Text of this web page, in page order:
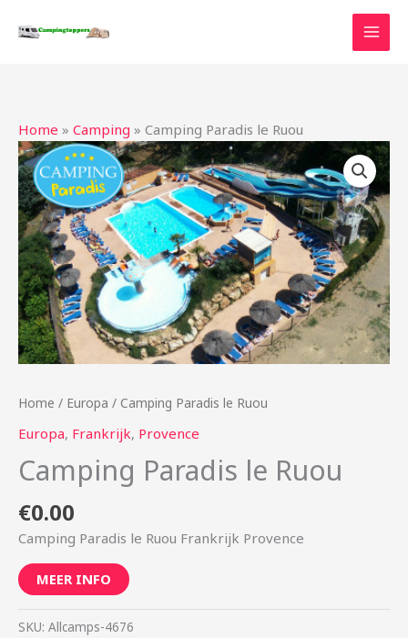
naar
Home » Camping » Camping Paradis le Ruou
Home / Europa / Camping Paradis le Ruou
Europa, Frankrijk, Provence
Camping Paradis le Ruou
€0.00
Camping Paradis le Ruou Frankrijk Provence
MEER INFO
SKU: Allcamps-4676